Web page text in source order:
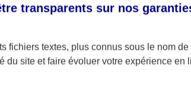
transparents sur nos
fichiers textes, plus connus sous le nom de
du site et faire évoluer votre expérience en